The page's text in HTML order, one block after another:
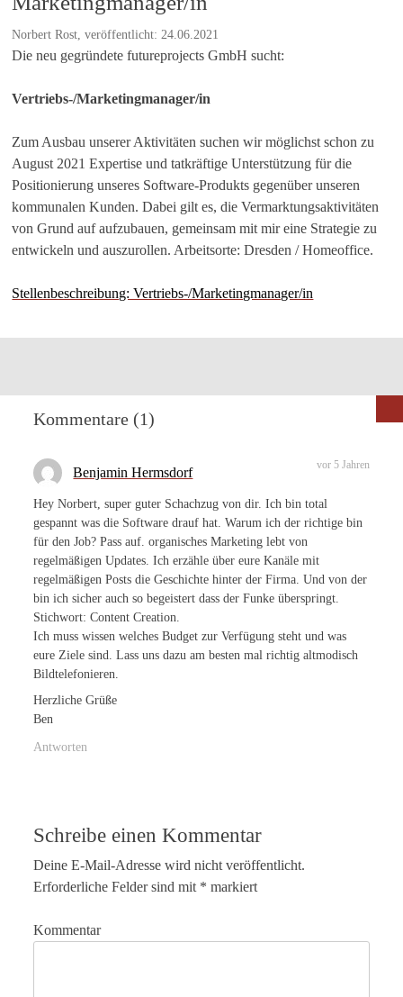
Norbert Rost, veröffentlicht: 24.06.2021
Die neu gegründete futureprojects GmbH sucht:
Vertriebs-/Marketingmanager/in
Zum Ausbau unserer Aktivitäten suchen wir möglichst schon zu
August 2021 Expertise und tatkräftige Unterstützung für die
Positionierung unseres Software-Produkts gegenüber unseren
kommunalen Kunden. Dabei gilt es, die Vermarktungsaktivitäten
von Grund auf aufzubauen, gemeinsam mit mir eine Strategie zu
entwickeln und auszurollen. Arbeitsorte: Dresden / Homeoffice.
Stellenbeschreibung: Vertriebs-/Marketingmanager/in
Kommentare (1)
Benjamin Hermsdorf vor 5 Jahren
Hey Norbert, super guter Schachzug von dir. Ich bin total
gespannt was die Software drauf hat. Warum ich der richtige bin
für den Job? Pass auf. organisches Marketing lebt von
regelmäßigen Updates. Ich erzähle über eure Kanäle mit
regelmäßigen Posts die Geschichte hinter der Firma. Und von der
bin ich sicher auch so begeistert dass der Funke überspringt.
Stichwort: Content Creation.
Ich muss wissen welches Budget zur Verfügung steht und was
eure Ziele sind. Lass uns dazu am besten mal richtig altmodisch
Bildtelefonieren.
Herzliche Grüße
Ben
Antworten
Schreibe einen Kommentar
Deine E-Mail-Adresse wird nicht veröffentlicht.
Erforderliche Felder sind mit * markiert
Kommentar